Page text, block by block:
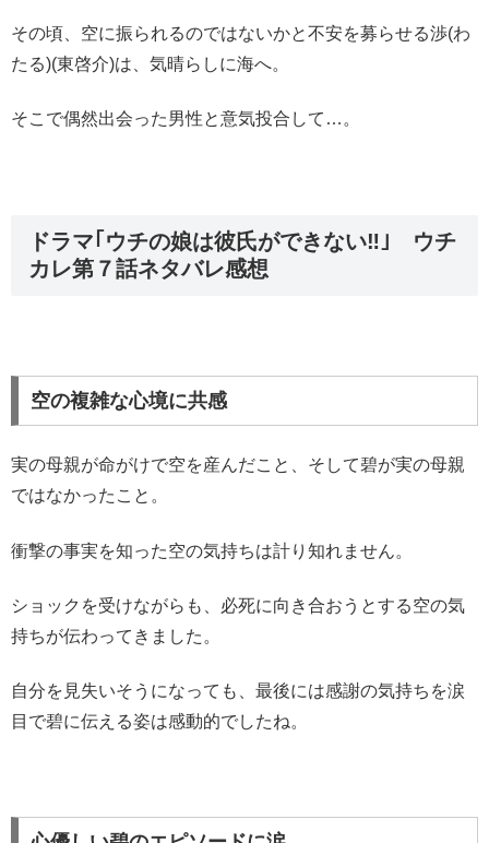
その頃、空に振られるのではないかと不安を募らせる渉(わ
たる)(東啓介)は、気晴らしに海へ。
そこで偶然出会った男性と意気投合して…。
ドラマ｢ウチの娘は彼氏ができない‼｣ ウチ
カレ第７話ネタバレ感想
空の複雑な心境に共感
実の母親が命がけで空を産んだこと、そして碧が実の母親
ではなかったこと。
衝撃の事実を知った空の気持ちは計り知れません。
ショックを受けながらも、必死に向き合おうとする空の気
持ちが伝わってきました。
自分を見失いそうになっても、最後には感謝の気持ちを涙
目で碧に伝える姿は感動的でしたね。